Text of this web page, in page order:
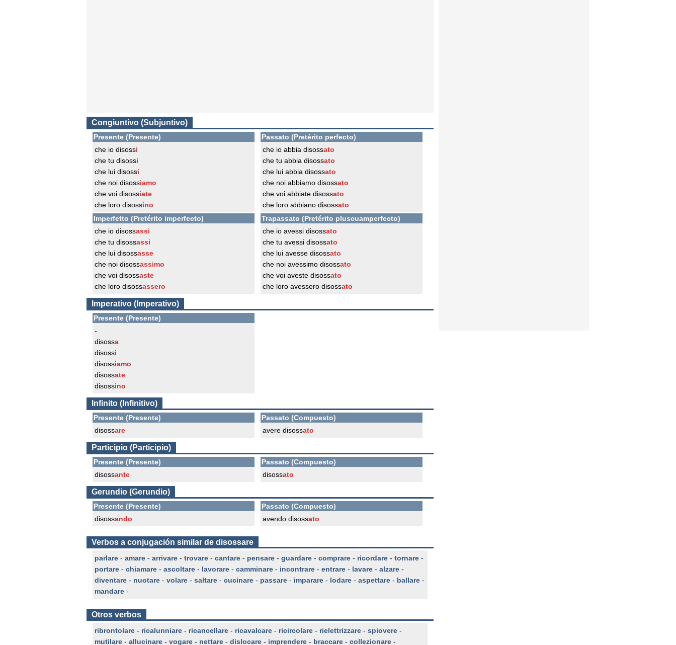
Congiuntivo (Subjuntivo)
Presente (Presente)
che io disossi
che tu disossi
che lui disossi
che noi disossiamo
che voi disossiate
che loro disossino
Passato (Pretérito perfecto)
che io abbia disossato
che tu abbia disossato
che lui abbia disossato
che noi abbiamo disossato
che voi abbiate disossato
che loro abbiano disossato
Imperfetto (Pretérito imperfecto)
che io disossassi
che tu disossassi
che lui disossasse
che noi disossassimo
che voi disossaste
che loro disossassero
Trapassato (Pretérito pluscuamperfecto)
che io avessi disossato
che tu avessi disossato
che lui avesse disossato
che noi avessimo disossato
che voi aveste disossato
che loro avessero disossato
Imperativo (Imperativo)
Presente (Presente)
-
disossa
disossi
disossiamo
disossate
disossino
Infinito (Infinitivo)
Presente (Presente)
disossare
Passato (Compuesto)
avere disossato
Participio (Participio)
Presente (Presente)
disossante
Passato (Compuesto)
disossato
Gerundio (Gerundio)
Presente (Presente)
disossando
Passato (Compuesto)
avendo disossato
Verbos a conjugación similar de disossare
parlare - amare - arrivare - trovare - cantare - pensare - guardare - comprare - ricordare - tornare -
portare - chiamare - ascoltare - lavorare - camminare - incontrare - entrare - lavare - alzare -
diventare - nuotare - volare - saltare - cucinare - passare - imparare - lodare - aspettare - ballare -
mandare -
Otros verbos
ribrontolare - ricalunniare - ricancellare - ricavalcare - ricircolare - rielettrizzare - spiovere -
mutilare - allucinare - vogare - nettare - dislocare - imprendere - braccare - collezionare -